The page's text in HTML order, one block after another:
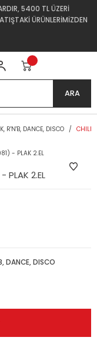
5400 TL ÜZERİ
ÜRÜNLERİMİZDEN
ARA
R'N'B, DANCE, DISCO
PLAK 2.EL
DANCE, DISCO